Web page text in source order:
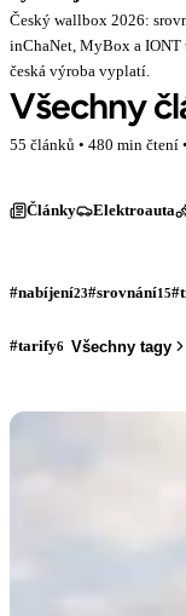
Český wallbox 2026:
inChaNet, MyBox a IONT
česká výroba vyplatí.
Všechny
55 článků • 480 min čtení •
Články Elektroauta
#nabíjení23#srovnání15
#tarify6 Všechny tagy